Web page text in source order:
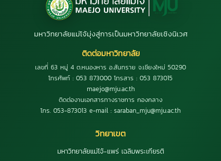
มหาวิทยาลัยแม่โจ้มุ่งสู่การเป็นมหาวิทยาลัยเชิงนิเวศ
ติดต่อมหาวิทยาลัย
เลขที่ 63 หมู่ 4 ต.หนองหาร อ.สันทราย จ.เชียงใหม่ 50290
โทรศัพท์ : 053 873000 โทรสาร : 053 873015
maejo@mju.ac.th
ติดต่องานเอกสารทางราชการ กองกลาง
โทร. 053-873013 e-mail : saraban_mju@mju.ac.th
วิทยาเขต
มหาวิทยาลัยแม่โจ้-แพร่ เฉลิมพระเกียรติ